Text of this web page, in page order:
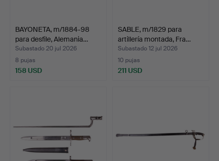
BAYONETA, m/1884-98
para desfile, Alemania…
Subastado 20 jul 2026
8 pujas
158 USD
SABLE, m/1829 para
artillería montada, Fra…
Subastado 12 jul 2026
10 pujas
211 USD